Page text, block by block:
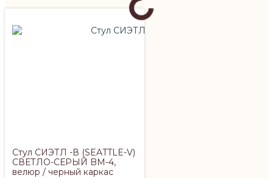
Стул СИЭТЛ -В (SEATTLE-V)
СВЕТЛО-СЕРЫЙ BM-4,
велюр / черный каркас